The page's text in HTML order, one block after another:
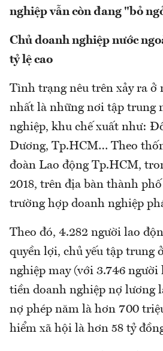
nghiệp vẫn còn đang "bỏ
Chủ doanh nghiệp nước
tỷ lệ cao
Tình trạng nêu trên xảy ra ở
nhất là những nơi tập trung
nghiệp, khu chế xuất như:
Dương, Tp.HCM… Theo
đoàn Lao động Tp.HCM,
2018, trên địa bàn thành
trường hợp doanh nghiệp
Theo đó, 4.282 người lao
quyền lợi, chủ yếu tập trung
nghiệp may (với 3.746 người
tiền doanh nghiệp nợ lương
nợ phép năm là hơn 700
hiểm xã hội là hơn 58 tỷ